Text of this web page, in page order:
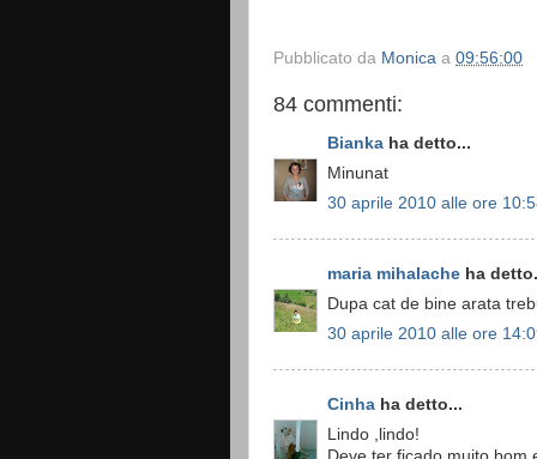
Pubblicato da Monica a 09:56:00
84 commenti:
Bianka ha detto...
Minunat
30 aprile 2010 alle ore
maria mihalache ha
Dupa cat de bine arata
30 aprile 2010 alle ore
Cinha ha detto...
Lindo ,lindo!